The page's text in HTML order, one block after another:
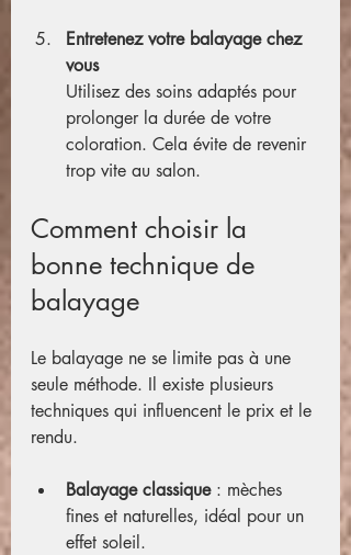
Entretenez votre balayage chez
vous
Utilisez des soins adaptés pour
prolonger la durée de votre
coloration. Cela évite de revenir
trop vite au salon.
Comment choisir la
bonne technique de
balayage
Le balayage ne se limite pas à une
seule méthode. Il existe plusieurs
techniques qui influencent le prix et le
rendu.
Balayage classique : mèches
fines et naturelles, idéal pour un
effet soleil.